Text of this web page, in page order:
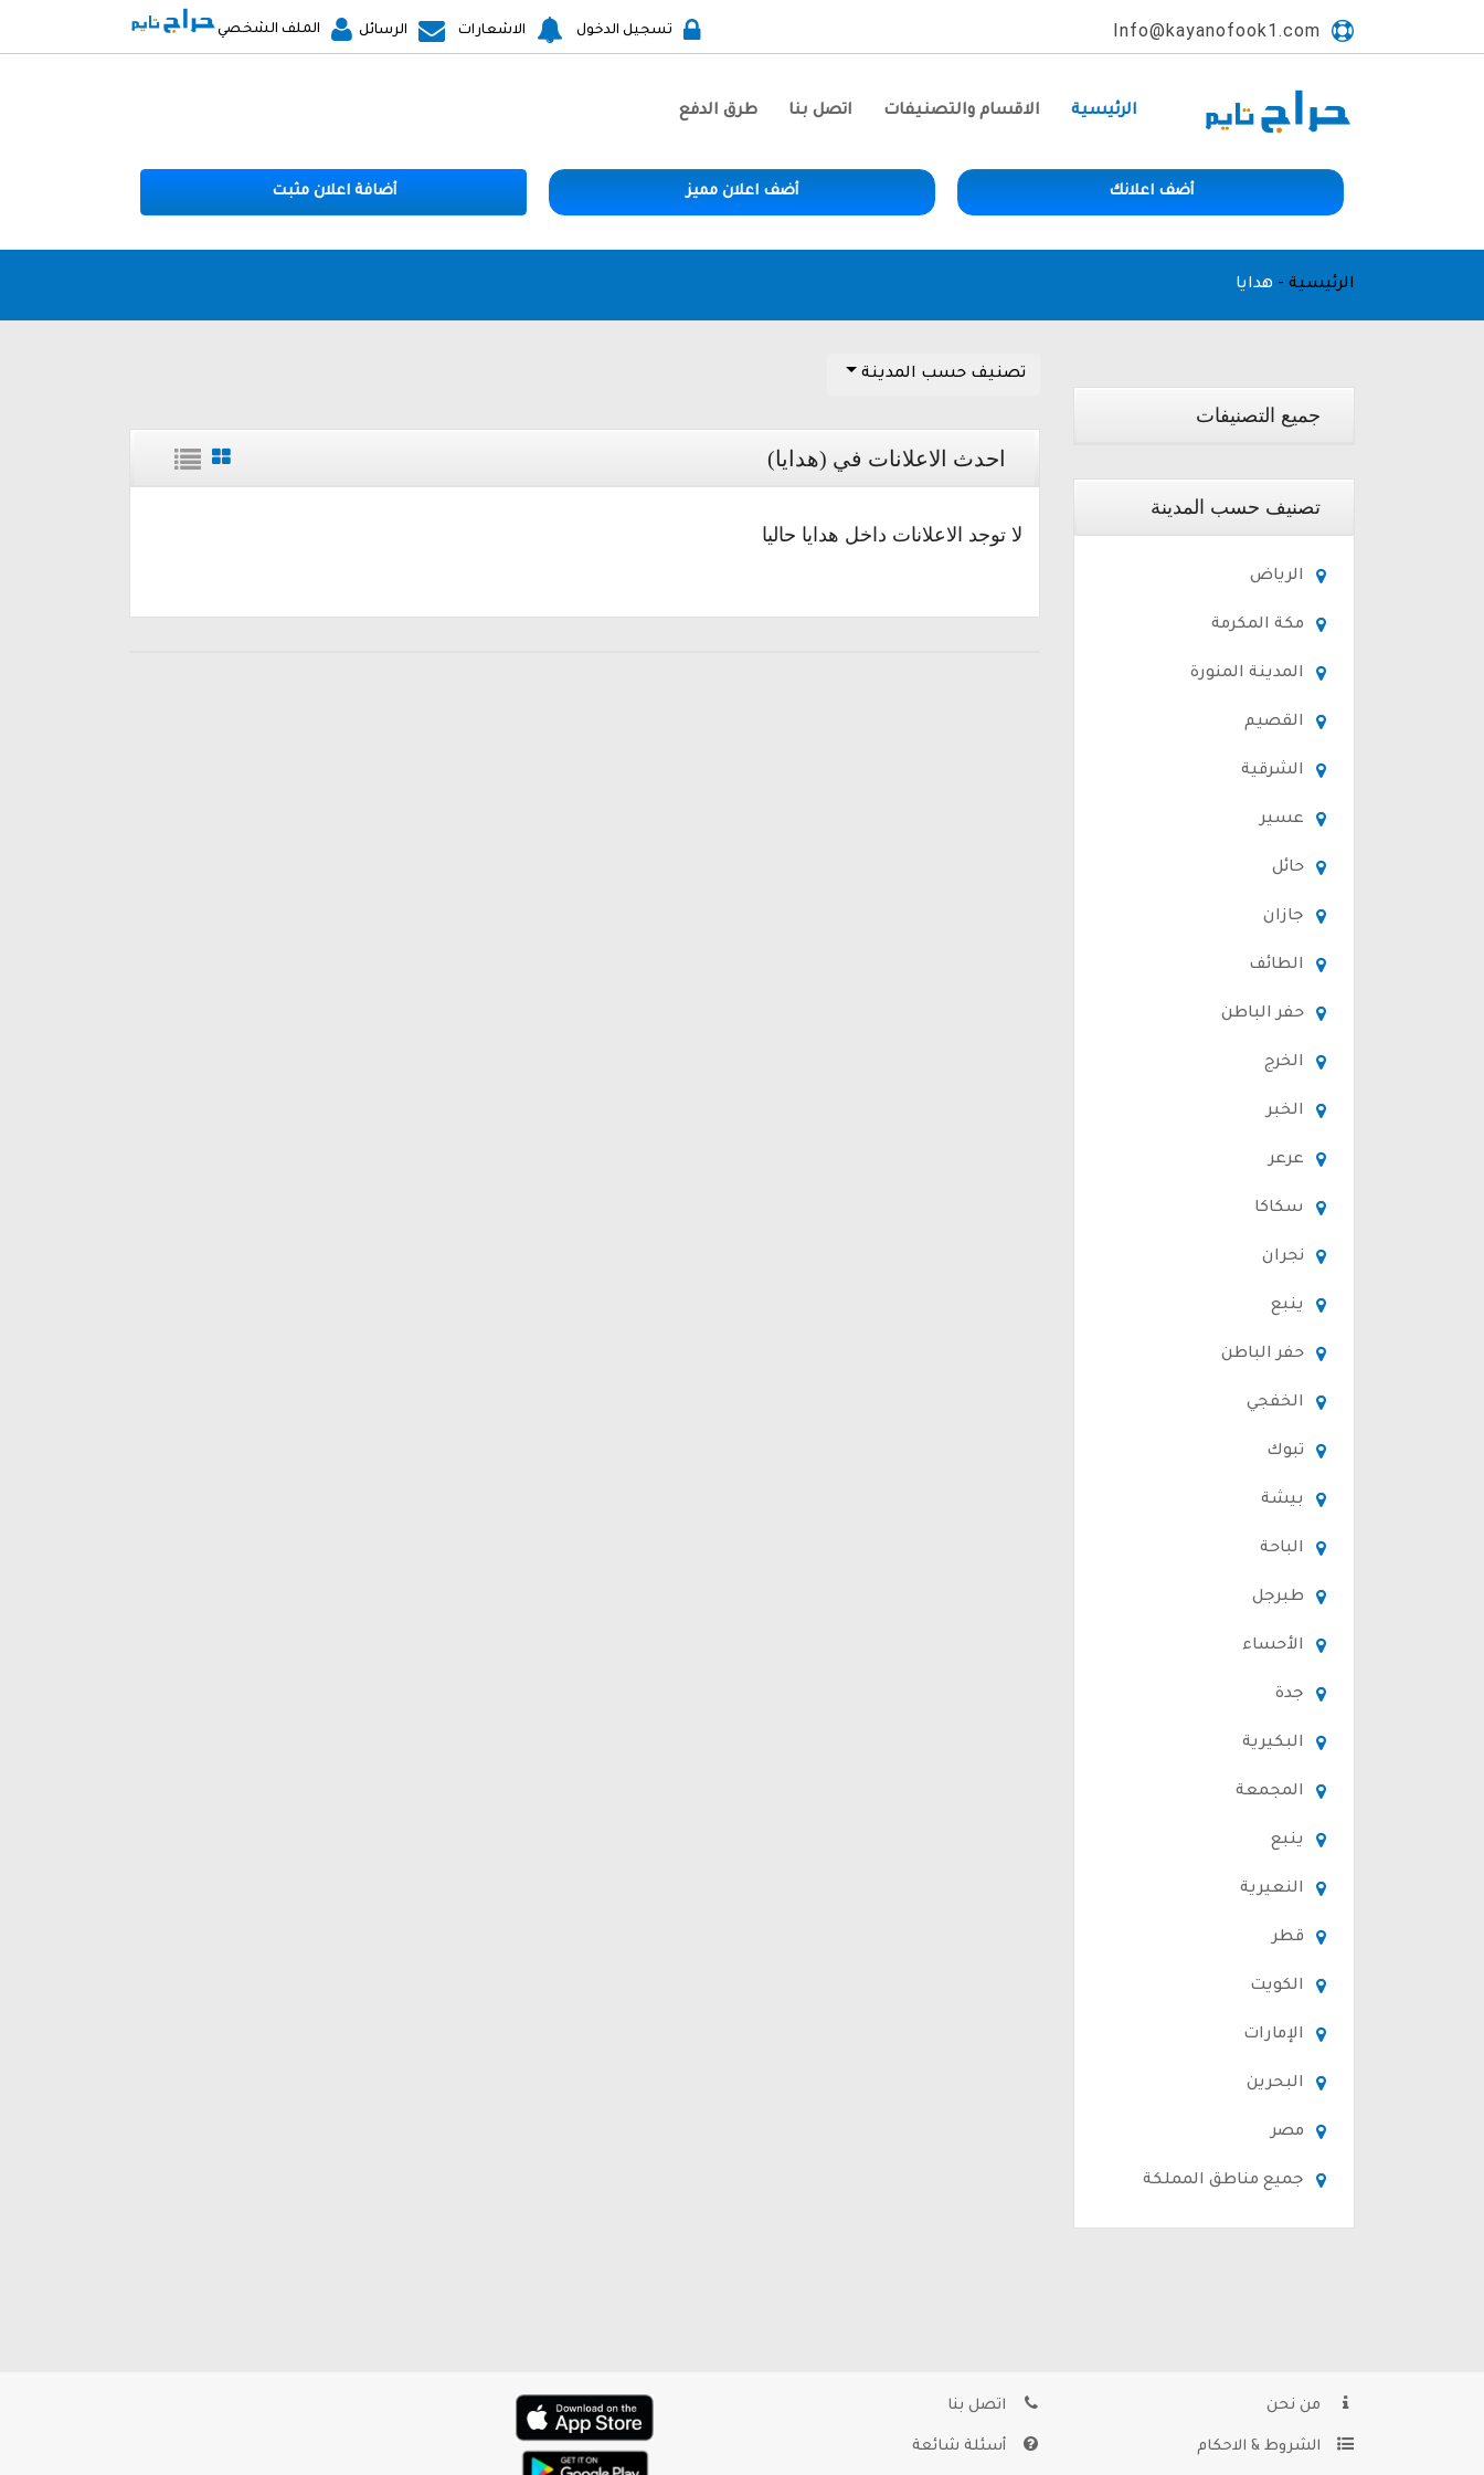
Info@kayanofook1.com الملف الشخصي الرسائل الاشعارات تسجيل الدخول
الرئيسية الاقسام والتصنيفات اتصل بنا طرق الدفع
أضف اعلانك أضف اعلان مميز أضافة اعلان مثبت
الرئيسية - هدايا
تصنيف حسب المدينة
احدث الاعلانات في (هدايا)
لا توجد الاعلانات داخل هدايا حاليا
جميع التصنيفات
تصنيف حسب المدينة
الرياض
مكة المكرمة
المدينة المنورة
القصيم
الشرقية
عسير
حائل
جازان
الطائف
حفر الباطن
الخرج
الخبر
عرعر
سكاكا
نجران
ينبع
حفر الباطن
الخفجي
تبوك
بيشة
الباحة
طبرجل
الأحساء
جدة
البكيرية
المجمعة
ينبع
النعيرية
قطر
الكويت
الإمارات
البحرين
مصر
جميع مناطق المملكة
من نحن
الشروط & الاحكام
اتصل بنا
أسئلة شائعة